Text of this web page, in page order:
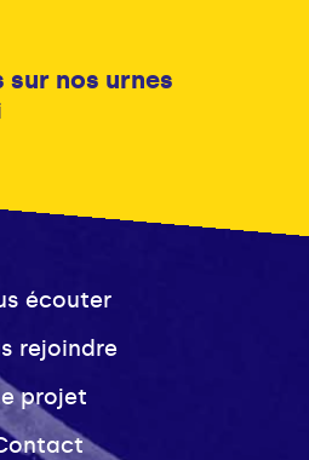
sur nos urnes
écouter
rejoindre
projet